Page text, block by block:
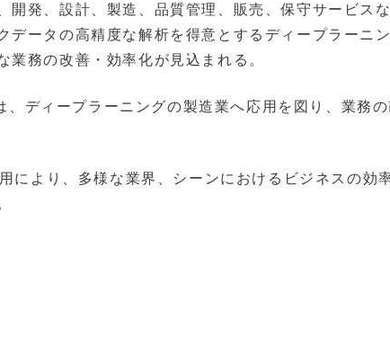
開発、設計、製造、品質管理、販売、保守サービス
データの高精度な解析を得意とするディープラーニ
務の改善・効率化が見込まれる。
ディープラーニングの製造業へ応用を図り、業務
により、多様な業界、シーンにおけるビジネスの効